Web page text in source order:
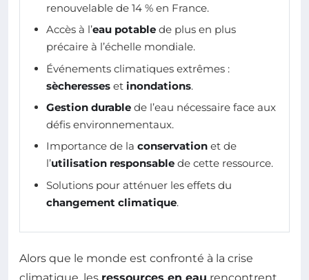
renouvelable de 14 % en France.
Accès à l’eau potable de plus en plus
précaire à l’échelle mondiale.
Événements climatiques extrêmes :
sècheresses et inondations.
Gestion durable de l’eau nécessaire face aux
défis environnementaux.
Importance de la conservation et de
l’utilisation responsable de cette ressource.
Solutions pour atténuer les effets du
changement climatique.
Alors que le monde est confronté à la crise